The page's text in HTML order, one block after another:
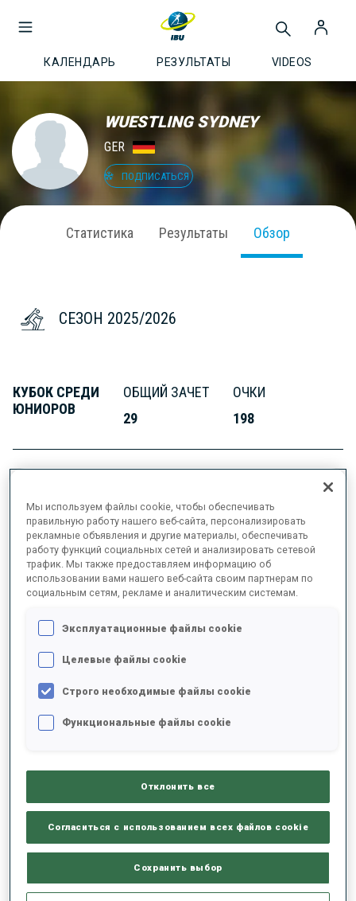
КАЛЕНДАРЬ РЕЗУЛЬТАТЫ VIDEOS
WUESTLING SYDNEY
GER
ПОДПИСАТЬСЯ
Статистика Результаты Обзор
СЕЗОН 2025/2026
КУБОК СРЕДИ
ЮНИОРОВ
ОБЩИЙ ЗАЧЕТ
29
ОЧКИ
198
ИНФОРМАЦИЯ
ДАТА РОЖДЕНИЯ
22 НОЯБ. 2008
КОМАНДА КУБКА СРЕДИ ЮНИОРОВ (GER)
ЖЕНЩИНЫ
Мы используем файлы cookie, чтобы обеспечивать
правильную работу нашего веб-сайта, персонализировать
рекламные объявления и другие материалы, обеспечивать
работу функций социальных сетей и анализировать сетевой
трафик. Мы также предоставляем информацию об
использовании вами нашего веб-сайта своим партнерам по
социальным сетям, рекламе и аналитическим системам.
Эксплуатационные файлы cookie
Целевые файлы cookie
Строго необходимые файлы cookie
Функциональные файлы cookie
Отклонить все
Согласиться с использованием всех файлов cookie
Сохранить выбор